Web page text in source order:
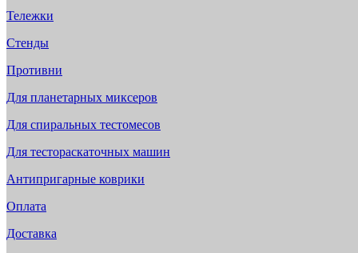
Тележки
Стенды
Противни
Для планетарных миксеров
Для спиральных тестомесов
Для тестораскаточных машин
Антипригарные коврики
Оплата
Доставка